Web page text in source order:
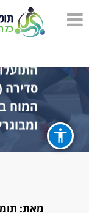
סדירה
המוח
מאת: